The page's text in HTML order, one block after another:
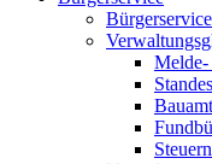
Melde-
Bauamt